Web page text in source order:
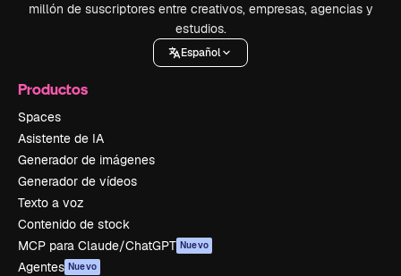
millón de suscriptores entre creativos, empresas, agencias y
estudios.
Español
Productos
Spaces
Asistente de IA
Generador de imágenes
Generador de vídeos
Texto a voz
Contenido de stock
MCP para Claude/ChatGPT Nuevo
Agentes Nuevo